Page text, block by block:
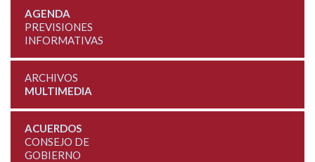
AGENDA
PREVISIONES
INFORMATIVAS
ARCHIVOS
MULTIMEDIA
ACUERDOS
CONSEJO DE
GOBIERNO